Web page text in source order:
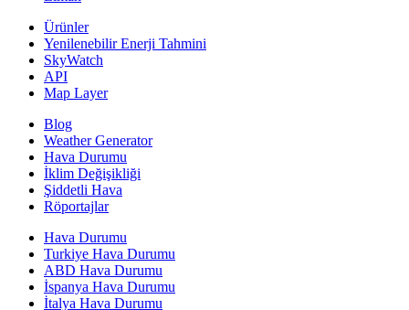
Ürünler
Yenilenebilir Enerji Tahmini
SkyWatch
API
Map Layer
Blog
Weather Generator
Hava Durumu
İklim Değişikliği
Şiddetli Hava
Röportajlar
Hava Durumu
Turkiye Hava Durumu
ABD Hava Durumu
İspanya Hava Durumu
İtalya Hava Durumu